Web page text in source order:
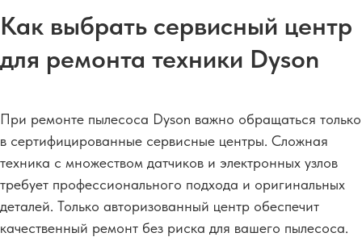
Как выбрать сервисный центр
для ремонта техники Dyson
При ремонте пылесоса Dyson важно обращаться только
в сертифицированные сервисные центры. Сложная
техника с множеством датчиков и электронных узлов
требует профессионального подхода и оригинальных
деталей. Только авторизованный центр обеспечит
качественный ремонт без риска для вашего пылесоса.